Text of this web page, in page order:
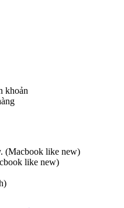
khoản
(Macbook like new)
like new)